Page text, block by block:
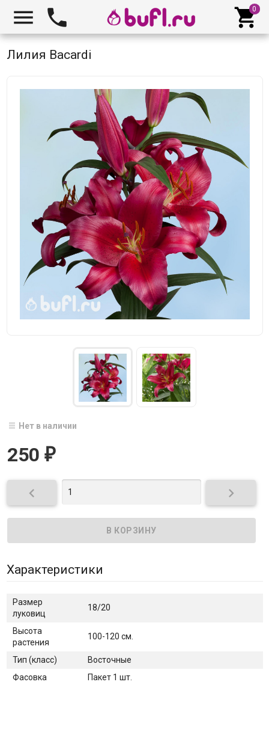
  
Лилия Bacardi
Нет в наличии
250 ₽
 
Характеристики
Размер
луковиц
18/20
Высота
растения
100-120 см.
Тип (класс)
Восточные
Фасовка
Пакет 1 шт.